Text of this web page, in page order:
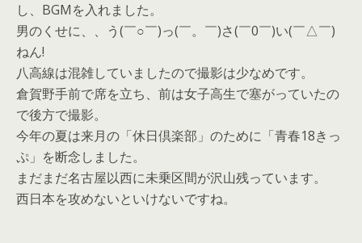
し、BGMを入れました。
男のくせに、、う(￣○￣)っ(￣。￣)さ(￣0￣)い(￣△￣)
ねん!
八高線は混雑していましたので撮影は少なめです。
倉賀野手前で席を立ち、前は女子高生で塞がっていたの
で後方で撮影。
今年の夏は来月の「休日倶楽部」のために「青春18きっ
ぷ」を断念しました。
まだまだ名古屋以西に未乗区間が沢山残っています。
西日本を攻めないといけないですね。